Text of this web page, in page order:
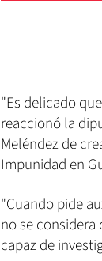
"Es delicado
reaccionó la
Meléndez de
Impunidad en
"Cuando pide
no se
capaz de